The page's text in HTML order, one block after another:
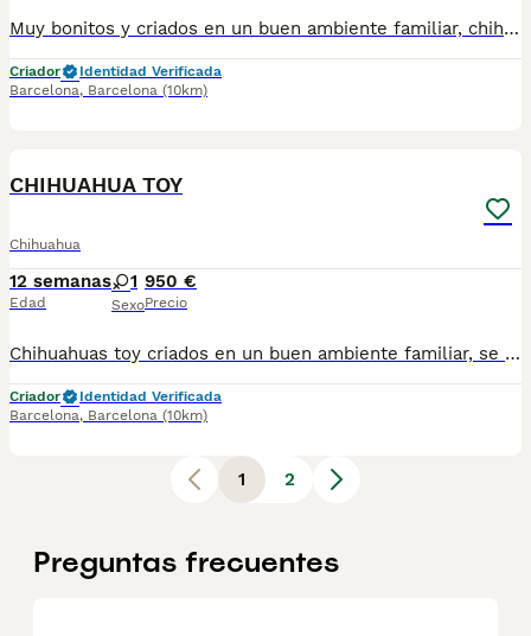
Muy bonitos y criados en un buen ambiente familiar, chihuahuas toy se entregan vacunados desparasitados y cartilla sanitaria precio real,escríbenos al WhatsApp 617885222
Criador
Identidad Verificada
Barcelona, Barcelona (10km)
CHIHUAHUA TOY
Chihuahua
12 semanas
Edad
1
Sexo
950 €
Precio
Chihuahuas toy criados en un buen ambiente familiar, se entregan vacunados desparasitados cartilla sanitaria precio real,escríbenos al WhatsApp 61788522
Criador
Identidad Verificada
Barcelona, Barcelona (10km)
1 2
Preguntas frecuentes